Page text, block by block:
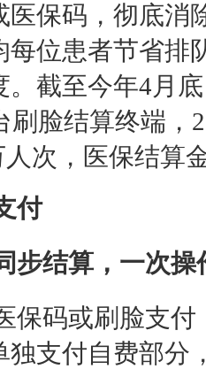
医保码，彻底消
每位患者节省排
。截至今年4月
刷脸结算终端，
人次，医保结算
付
步结算，一次操
保码或刷脸支
独支付自费部分